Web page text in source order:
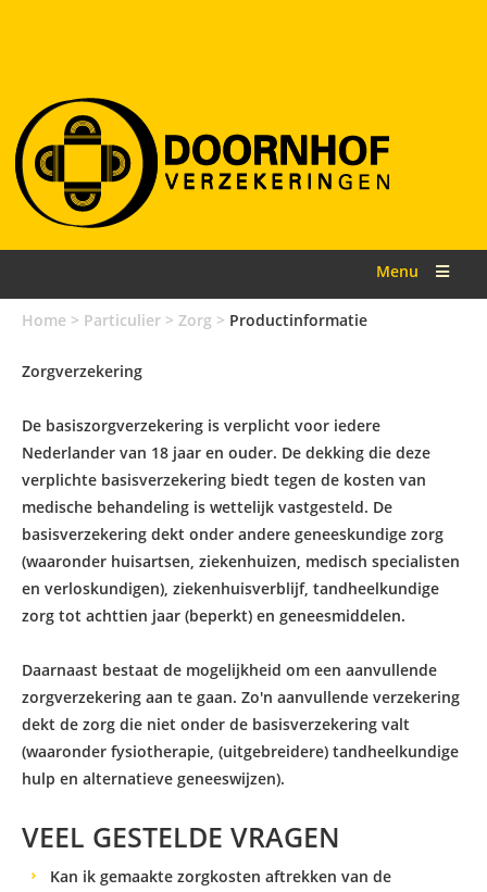
Menu
Home > Particulier > Zorg > Productinformatie
Zorgverzekering
De basiszorgverzekering is verplicht voor iedere
Nederlander van 18 jaar en ouder. De dekking die deze
verplichte basisverzekering biedt tegen de kosten van
medische behandeling is wettelijk vastgesteld. De
basisverzekering dekt onder andere geneeskundige zorg
(waaronder huisartsen, ziekenhuizen, medisch specialisten
en verloskundigen), ziekenhuisverblijf, tandheelkundige
zorg tot achttien jaar (beperkt) en geneesmiddelen.
Daarnaast bestaat de mogelijkheid om een aanvullende
zorgverzekering aan te gaan. Zo'n aanvullende verzekering
dekt de zorg die niet onder de basisverzekering valt
(waaronder fysiotherapie, (uitgebreidere) tandheelkundige
hulp en alternatieve geneeswijzen).
VEEL GESTELDE VRAGEN
Kan ik gemaakte zorgkosten aftrekken van de